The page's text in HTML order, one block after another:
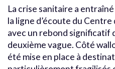
La crise sanitaire a
la ligne d’écoute du
avec un rebond significatif
deuxième vague. Côté
été mise en place à